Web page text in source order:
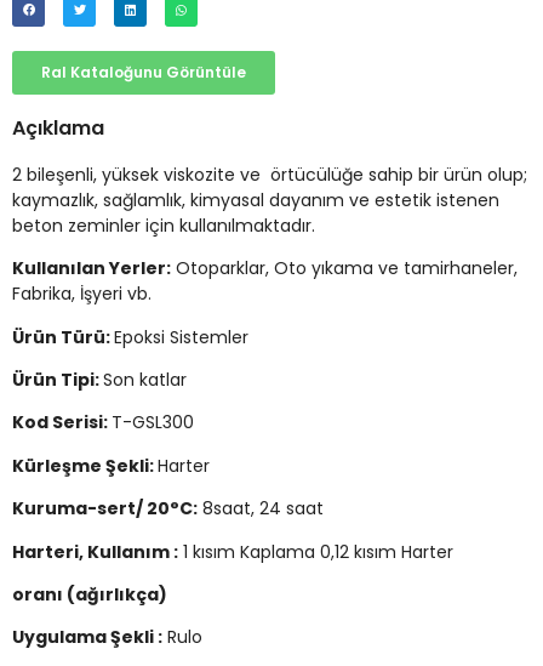
Ral Kataloğunu Görüntüle
Açıklama
2 bileşenli, yüksek viskozite ve örtücülüğe sahip bir ürün olup;
kaymazlık, sağlamlık, kimyasal dayanım ve estetik istenen
beton zeminler için kullanılmaktadır.
Kullanılan Yerler: Otoparklar, Oto yıkama ve tamirhaneler,
Fabrika, İşyeri vb.
Ürün Türü:Epoksi Sistemler
Ürün Tipi:Son katlar
Kod Serisi: T-GSL300
Kürleşme Şekli:Harter
Kuruma-sert/ 20°C: 8saat, 24 saat
Harteri, Kullanım : 1 kısım Kaplama 0,12 kısım Harter
oranı (ağırlıkça)
Uygulama Şekli : Rulo